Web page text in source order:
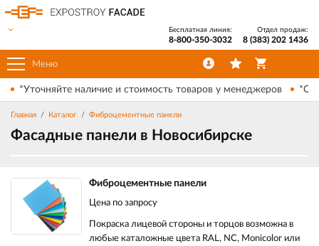
Меню
Бесплатная линия:
8-800-350-3032
Отдел продаж:
8 (383) 202 1436
*Уточняйте наличие и стоимость товаров у менеджеров
Главная Каталог Фиброцементные панели
Фасадные панели в Новосибирске
Фиброцементные панели
Цена по запросу
Покраска лицевой стороны и торцов возможна в
любые каталожные цвета RAL, NC, Monicolor или